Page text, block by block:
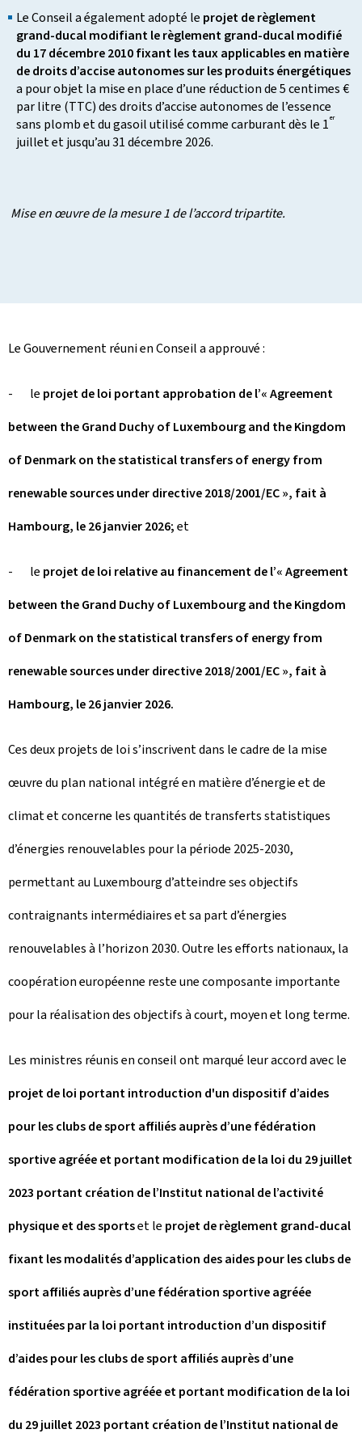
Le Conseil a également adopté le projet de règlement
grand-ducal modifiant le règlement grand-ducal modifié
du 17 décembre 2010 fixant les taux applicables en matière
de droits d’accise autonomes sur les produits énergétiques
a pour objet la mise en place d’une réduction de 5 centimes €
par litre (TTC) des droits d’accise autonomes de l’essence
sans plomb et du gasoil utilisé comme carburant dès le 1er
juillet et jusqu’au 31 décembre 2026.
Mise en œuvre de la mesure 1 de l’accord tripartite.
Le Gouvernement réuni en Conseil a approuvé :
- le projet de loi portant approbation de l’« Agreement
between the Grand Duchy of Luxembourg and the Kingdom
of Denmark on the statistical transfers of energy from
renewable sources under directive 2018/2001/EC », fait à
Hambourg, le 26 janvier 2026;et
- le projet de loi relative au financement de l’« Agreement
between the Grand Duchy of Luxembourg and the Kingdom
of Denmark on the statistical transfers of energy from
renewable sources under directive 2018/2001/EC », fait à
Hambourg, le 26 janvier 2026.
Ces deux projets de loi s’inscrivent dans le cadre de la mise
œuvre du plan national intégré en matière d’énergie et de
climat et concerne les quantités de transferts statistiques
d’énergies renouvelables pour la période 2025-2030,
permettant au Luxembourg d’atteindre ses objectifs
contraignants intermédiaires et sa part d’énergies
renouvelables à l’horizon 2030. Outre les efforts nationaux, la
coopération européenne reste une composante importante
pour la réalisation des objectifs à court, moyen et long terme.
Les ministres réunis en conseil ont marqué leur accord avec le
projet de loi portant introduction d'un dispositif d’aides
pour les clubs de sport affiliés auprès d’une fédération
sportive agréée et portant modification de la loi du 29 juillet
2023 portant création de l’Institut national de l’activité
physique et des sportset le projet de règlement grand-ducal
fixant les modalités d’application des aides pour les clubs de
sport affiliés auprès d’une fédération sportive agréée
instituées par la loi portant introduction d’un dispositif
d’aides pour les clubs de sport affiliés auprès d’une
fédération sportive agréée et portant modification de la loi
du 29 juillet 2023 portant création de l’Institut national de